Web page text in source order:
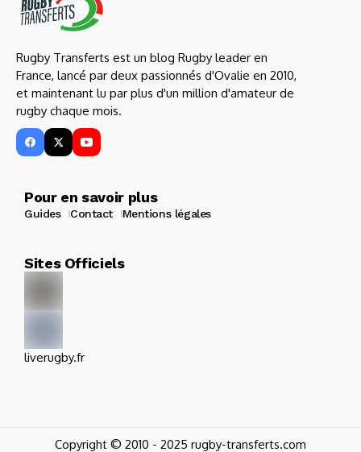
Rugby Transferts est un blog Rugby leader en
France, lancé par deux passionnés d'Ovalie en 2010,
et maintenant lu par plus d'un million d'amateur de
rugby chaque mois.
Pour en savoir plus
Guides Contact Mentions légales
Sites Officiels
liverugby.fr
Copyright © 2010 - 2025 rugby-transferts.com